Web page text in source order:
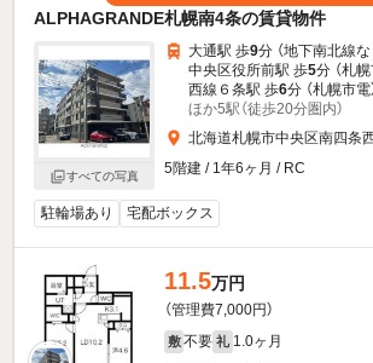
ALPHAGRANDE札幌南4条の賃貸物件
すべての写真
大通駅 歩9分 （地下南北線
中央区役所前駅 歩5分 （札幌
西線６条駅 歩6分 （札幌市電
ほか5駅（徒歩20分圏内）
北海道札幌市中央区南四条
5階建 / 1年6ヶ月 / RC
駐輪場あり 宅配ボックス
11.5万円
（管理費7,000円）
敷 不要 礼 1.0ヶ月